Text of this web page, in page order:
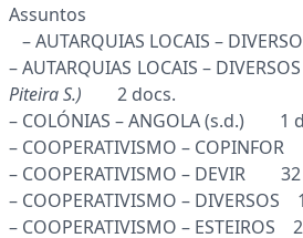
Assuntos
– AUTARQUIAS LOCAIS –
– AUTARQUIAS LOCAIS –
Piteira S.) 2 docs.
– COLÓNIAS – ANGOLA (s.d.) 1
– COOPERATIVISMO –
– COOPERATIVISMO – DEVIR
– COOPERATIVISMO – DIVERSOS
– COOPERATIVISMO – ESTEIROS